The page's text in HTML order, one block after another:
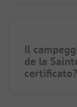
Il
de la
certificato?